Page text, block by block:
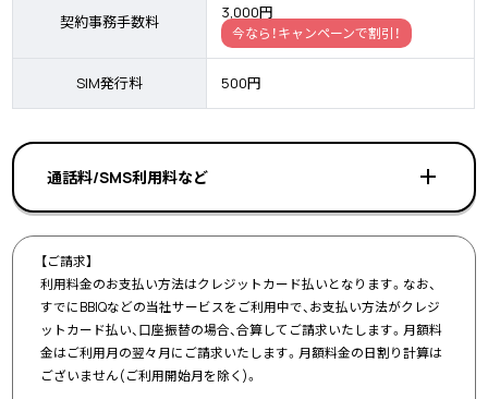
契約事務手数料 3,000円
今なら！キャンペーンで割引！
SIM発行料 500円
通話料/SMS利用料など
【ご請求】
利用料金のお支払い方法はクレジットカード払いとなります。なお、
すでにBBIQなどの当社サービスをご利用中で、お支払い方法がクレジ
ットカード払い、口座振替の場合、合算してご請求いたします。月額料
金はご利用月の翌々月にご請求いたします。月額料金の日割り計算は
ございません(ご利用開始月を除く)。